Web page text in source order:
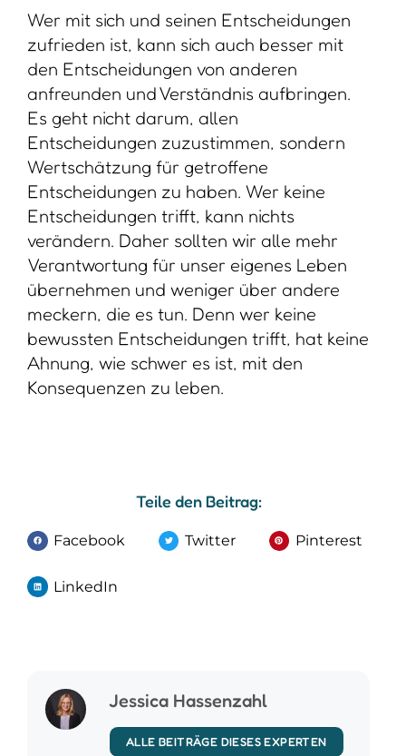
Wer mit sich und seinen Entscheidungen
zufrieden ist, kann sich auch besser mit
den Entscheidungen von anderen
anfreunden und Verständnis aufbringen.
Es geht nicht darum, allen
Entscheidungen zuzustimmen, sondern
Wertschätzung für getroffene
Entscheidungen zu haben. Wer keine
Entscheidungen trifft, kann nichts
verändern. Daher sollten wir alle mehr
Verantwortung für unser eigenes Leben
übernehmen und weniger über andere
meckern, die es tun. Denn wer keine
bewussten Entscheidungen trifft, hat keine
Ahnung, wie schwer es ist, mit den
Konsequenzen zu leben.
Teile den Beitrag:
Facebook Twitter Pinterest
LinkedIn
Jessica Hassenzahl
ALLE BEITRÄGE DIESES EXPERTEN